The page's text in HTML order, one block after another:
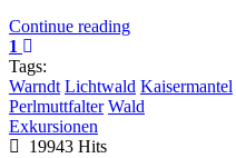
Continue reading
1
Tags:
Warndt Lichtwald Kaisermantel
Perlmuttfalter Wald
Exkursionen
19943 Hits